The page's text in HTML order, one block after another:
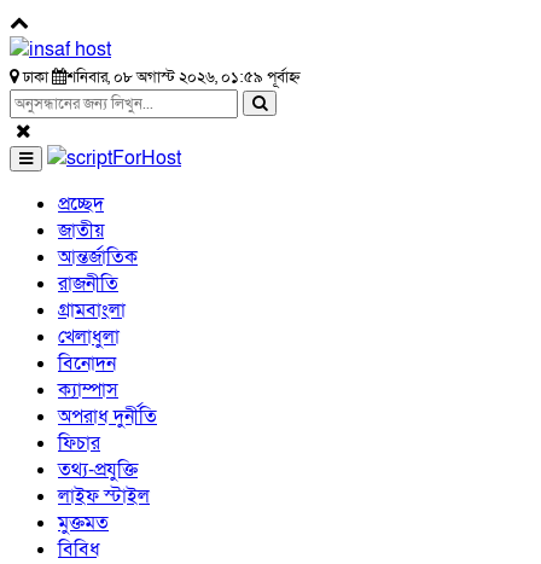
ঢাকা শনিবার, ০৮ অগাস্ট ২০২৬, ০১:৫৯ পূর্বাহ্ন
প্রচ্ছেদ
জাতীয়
আন্তর্জাতিক
রাজনীতি
গ্রামবাংলা
খেলাধুলা
বিনোদন
ক্যাম্পাস
অপরাধ দুর্নীতি
ফিচার
তথ্য-প্রযুক্তি
লাইফ স্টাইল
মুক্তমত
বিবিধ